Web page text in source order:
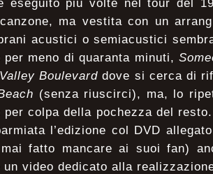
eseguito più volte nel tour del
ma vestita con un
acustici o semiacustici
meno di quaranta minuti,
Boulevarddove si cerca di
(senza riuscirci), ma, lo
per colpa della pochezza del
l’edizione col DVD
fatto mancare ai suoi fan)
un video dedicato alla